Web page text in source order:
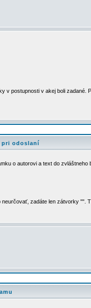
postupnosti v akej boli
pri odoslaní
o autorovi a text do
zadáte len zátvorky